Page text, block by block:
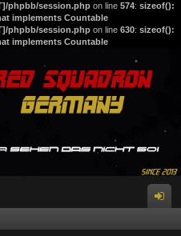
phpbb/session.php on line 574: sizeof():
implements Countable
phpbb/session.php on line 630: sizeof():
implements Countable